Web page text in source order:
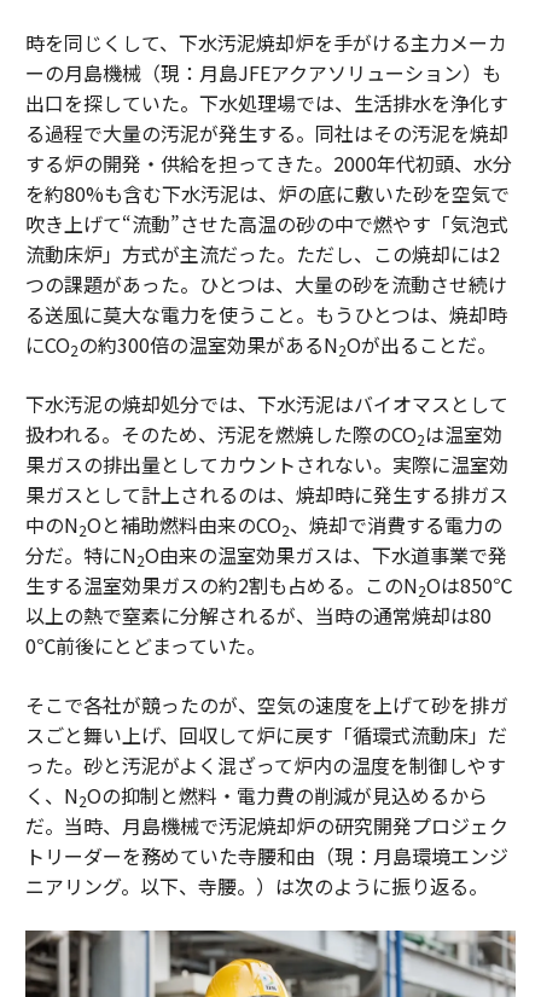
時を同じくして、下水汚泥焼却炉を手がける主力メーカ
ーの月島機械（現：月島JFEアクアソリューション）も
出口を探していた。下水処理場では、生活排水を浄化す
る過程で大量の汚泥が発生する。同社はその汚泥を焼却
する炉の開発・供給を担ってきた。2000年代初頭、水分
を約80%も含む下水汚泥は、炉の底に敷いた砂を空気で
吹き上げて“流動”させた高温の砂の中で燃やす「気泡式
流動床炉」方式が主流だった。ただし、この焼却には2
つの課題があった。ひとつは、大量の砂を流動させ続け
る送風に莫大な電力を使うこと。もうひとつは、焼却時
にCO2の約300倍の温室効果があるN2Oが出ることだ。
下水汚泥の焼却処分では、下水汚泥はバイオマスとして
扱われる。そのため、汚泥を燃焼した際のCO2は温室効
果ガスの排出量としてカウントされない。実際に温室効
果ガスとして計上されるのは、焼却時に発生する排ガス
中のN2Oと補助燃料由来のCO2、焼却で消費する電力の
分だ。特にN2O由来の温室効果ガスは、下水道事業で発
生する温室効果ガスの約2割も占める。このN2Oは850℃
以上の熱で窒素に分解されるが、当時の通常焼却は80
0℃前後にとどまっていた。
そこで各社が競ったのが、空気の速度を上げて砂を排ガ
スごと舞い上げ、回収して炉に戻す「循環式流動床」だ
った。砂と汚泥がよく混ざって炉内の温度を制御しやす
く、N2Oの抑制と燃料・電力費の削減が見込めるから
だ。当時、月島機械で汚泥焼却炉の研究開発プロジェク
トリーダーを務めていた寺腰和由（現：月島環境エンジ
ニアリング。以下、寺腰。）は次のように振り返る。